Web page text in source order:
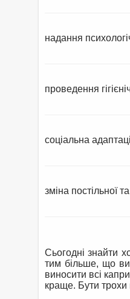
надання
проведення
соціальна
зміна постільної
Сьогодні знайти
тим більше, що
виносити всі
краще. Бути